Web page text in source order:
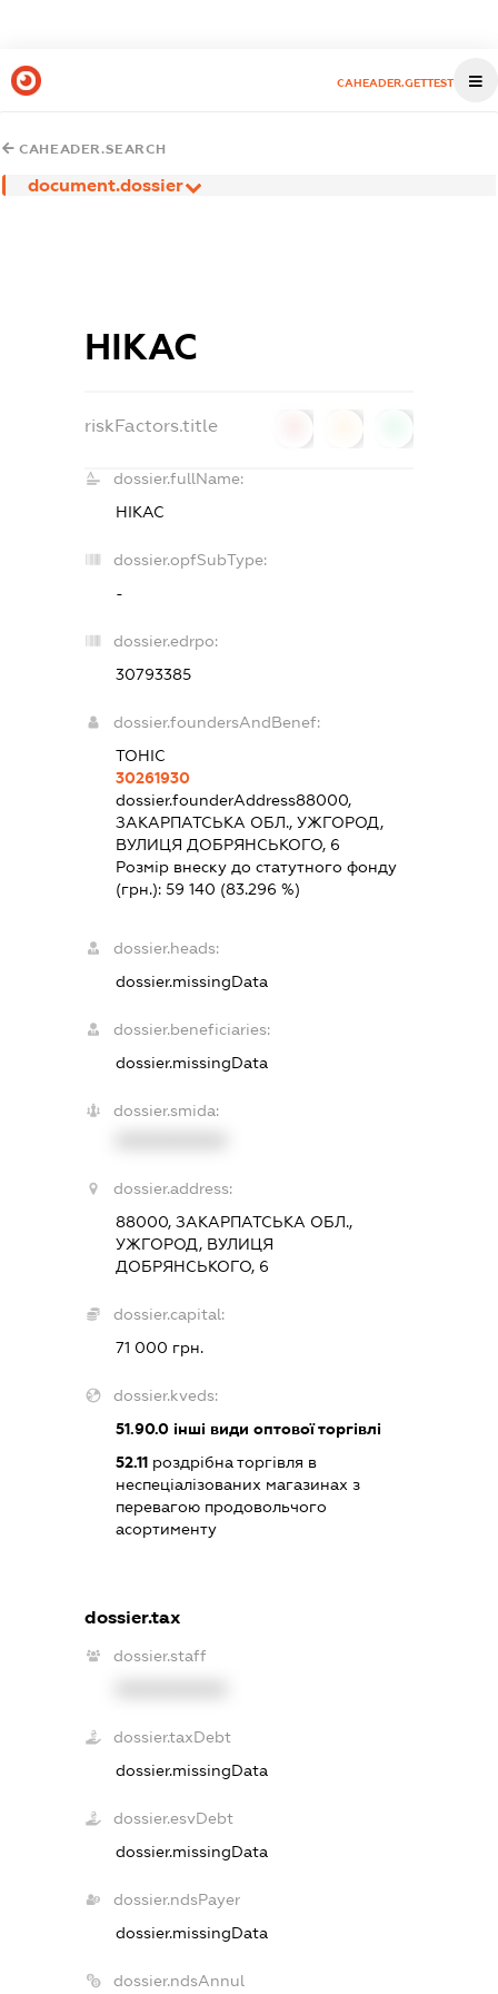
CAHEADER.GETTEST
CAHEADER.SEARCH
document.dossier
НІКАС
riskFactors.title
dossier.fullName:
НІКАС
dossier.opfSubType:
-
dossier.edrpo:
30793385
dossier.foundersAndBenef:
ТОНІС
30261930
dossier.founderAddress88000,
ЗАКАРПАТСЬКА ОБЛ., УЖГОРОД,
ВУЛИЦЯ ДОБРЯНСЬКОГО, 6
Розмір внеску до статутного фонду
(грн.):59 140 (83.296 %)
dossier.heads:
dossier.missingData
dossier.beneficiaries:
dossier.missingData
dossier.smida:
dossier.address:
88000, ЗАКАРПАТСЬКА ОБЛ.,
УЖГОРОД, ВУЛИЦЯ
ДОБРЯНСЬКОГО, 6
dossier.capital:
71 000 грн.
dossier.kveds:
51.90.0 інші види оптової торгівлі
52.11 роздрібна торгівля в
неспеціалізованих магазинах з
перевагою продовольчого
асортименту
dossier.tax
dossier.staff
dossier.taxDebt
dossier.missingData
dossier.esvDebt
dossier.missingData
dossier.ndsPayer
dossier.missingData
dossier.ndsAnnul